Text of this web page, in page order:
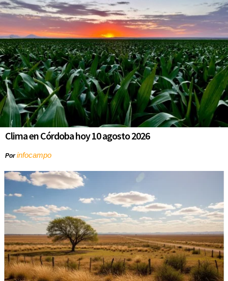
Clima en Córdoba hoy 10 agosto 2026
Porinfocampo